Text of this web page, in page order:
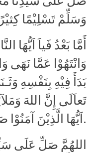
وَسَلِّمْ تَسْلِيْمًا
أَمَّا بَعْدُ فَياَ اَيُّهَا
وَانْتَهُوْا عَمَّا نَهَى
بَدَأَ فِيْهِ بِنَفْسِهِ
تَعاَلَى إِنَّ اللهَ
اَيُّهَا الَّذِيْنَ آمَنُوْا صَلُّوْا عَلَيْهِ وَسَلِّمُوْا تَسْلِيْمًا.
اللهُمَّ صَلِّ عَلَى